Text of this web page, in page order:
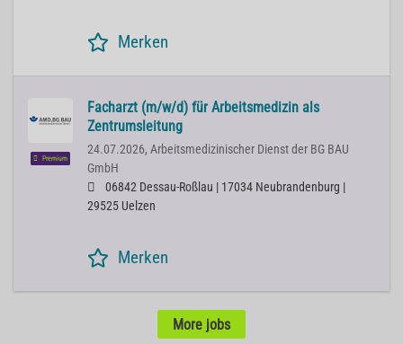
Merken
Premium
Facharzt (m/w/d) für Arbeitsmedizin als
Zentrumsleitung
24.07.2026, Arbeitsmedizinischer Dienst der BG BAU
GmbH
06842 Dessau-Roßlau | 17034 Neubrandenburg |
29525 Uelzen
Merken
More jobs